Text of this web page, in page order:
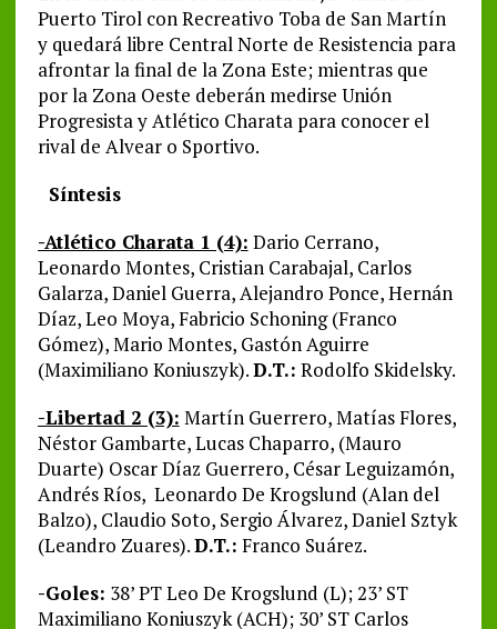
Puerto Tirol con Recreativo Toba de San Martín
y quedará libre Central Norte de Resistencia para
afrontar la final de la Zona Este; mientras que
por la Zona Oeste deberán medirse Unión
Progresista y Atlético Charata para conocer el
rival de Alvear o Sportivo.
Síntesis
-Atlético Charata 1 (4): Dario Cerrano,
Leonardo Montes, Cristian Carabajal, Carlos
Galarza, Daniel Guerra, Alejandro Ponce, Hernán
Díaz, Leo Moya, Fabricio Schoning (Franco
Gómez), Mario Montes, Gastón Aguirre
(Maximiliano Koniuszyk).D.T.: Rodolfo Skidelsky.
-Libertad 2 (3): Martín Guerrero, Matías Flores,
Néstor Gambarte, Lucas Chaparro, (Mauro
Duarte) Oscar Díaz Guerrero, César Leguizamón,
Andrés Ríos, Leonardo De Krogslund (Alan del
Balzo), Claudio Soto, Sergio Álvarez, Daniel Sztyk
(Leandro Zuares).D.T.: Franco Suárez.
-Goles: 38’ PT Leo De Krogslund (L); 23’ ST
Maximiliano Koniuszyk (ACH); 30’ ST Carlos